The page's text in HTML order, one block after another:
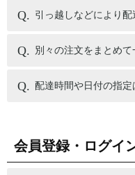
引っ越しなどにより
別々の注文をまとめ
配達時間や日付の指定
会員登録・ログイ